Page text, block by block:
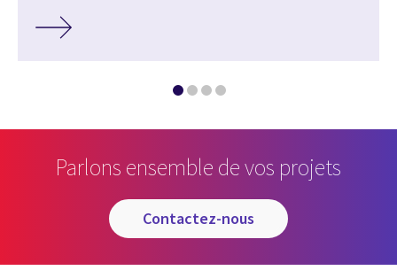
Parlons ensemble de vos projets
contactez-nous